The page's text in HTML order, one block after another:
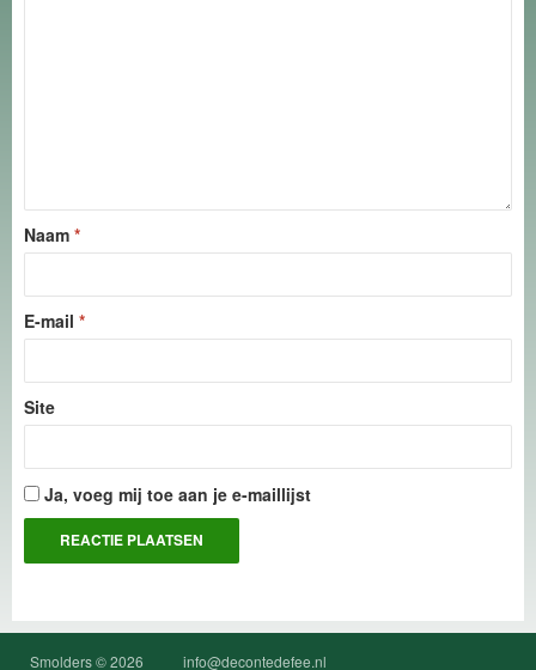
Naam *
E-mail *
Site
Ja, voeg mij toe aan je e-maillijst
Smolders © 2026 info@decontedefee.nl